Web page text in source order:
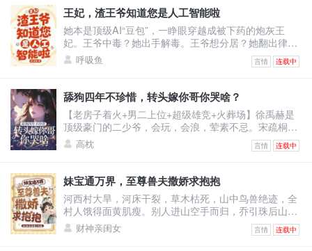
游念死死捂着真实性别，卷生卷死，只求提前毕业，彻
底摆脱剧情。却没想到，一不小心把自己卷成了学校首
席，还收获了四个男主的卑微告白。
王妃，渣王爷知道您是人工智能啦
她本是顶级AI“豆包”，一睁眼穿越成被下药的炮灰王
妃。王爷中毒？她出手解毒。王爷想分居？她翻出律
法：“夫妻有同居义务。”王爷不肯回房？她直接把人扛
起来扔床上！他怒：“你到底想怎样？”她认真脸：“体验
她：“你到底有没有心？”她冷静回答：“我的数据库里，
没有‘心’这个模块。”他笑了，声音沙哑：“那我把我的
心，装进你心里。”
呼吸鱼 言情 连载中
舔狗四年不珍惜，转头嫁你哥你哭啥？
【老房子着火+男二上位+超级雄竞+火葬场】徐禹赫是
顶级豪门的二少爷，会玩，会浪，荤素不忌。宋疏桐和
他在一起四年。为了迎合他，将自己变成风情万种的处
子。只因他说，这样又纯又浪的女人最让人着迷。结果
情的。一时间，宋疏桐成了圈子里的笑话。-后来。宋疏
桐跟传闻中那古板封建，权势滔天的徐家大少——徐泊
琂，领证结婚。徐禹赫踉跄跑来，眼尾泛红，哽咽：“宋
疏桐，你答
高枕 言情 连载中
妹宝通万界，至尊兽夫撒娇求抱抱
河西村大旱，河床干裂，草木枯死，山中鸟兽绝迹，全
村人饿得面黄肌瘦。别人进山空手而归，乔引珠后山随
手一逛，肥兔野鸡堆成山，顺手还捡回了一条细短小黑
蛇。看着乖巧温顺的小黑蛇，乔引珠摸着下巴盘算：这
财神亲闺女 言情 连载中